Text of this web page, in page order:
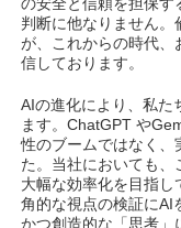
判断に他なりません。
が、これからの時代、
信しております。
AIの進化により、私た
ます。ChatGPT や
性のブームではなく、
た。当社においても
大幅な効率化を目指し
角的な視点の検証にAI
かつ創造的な「思考」